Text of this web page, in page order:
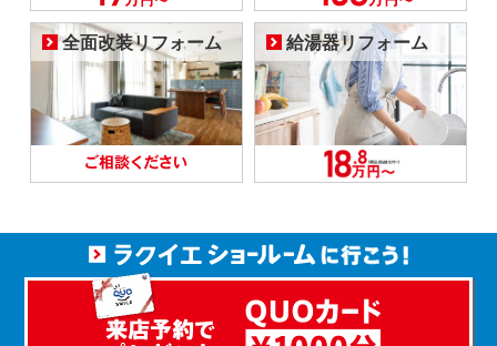
全面改装リフォーム 給湯器リフォーム